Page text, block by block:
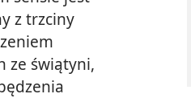
z trzciny
ze świątyni,